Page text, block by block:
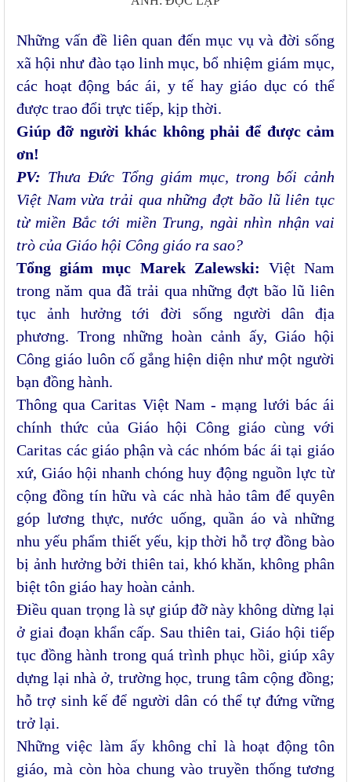
Những vấn đề liên quan đến mục vụ và đời sống
xã hội như đào tạo linh mục, bổ nhiệm giám mục,
các hoạt động bác ái, y tế hay giáo dục có thể
được trao đổi trực tiếp, kịp thời.
Giúp đỡ người khác không phải để được cảm
ơn!
PV: Thưa Đức Tổng giám mục, trong bối cảnh
Việt Nam vừa trải qua những đợt bão lũ liên tục
từ miền Bắc tới miền Trung, ngài nhìn nhận vai
trò của Giáo hội Công giáo ra sao?
Tổng giám mục Marek Zalewski: Việt Nam
trong năm qua đã trải qua những đợt bão lũ liên
tục ảnh hưởng tới đời sống người dân địa
phương. Trong những hoàn cảnh ấy, Giáo hội
Công giáo luôn cố gắng hiện diện như một người
bạn đồng hành.
Thông qua Caritas Việt Nam - mạng lưới bác ái
chính thức của Giáo hội Công giáo cùng với
Caritas các giáo phận và các nhóm bác ái tại giáo
xứ, Giáo hội nhanh chóng huy động nguồn lực từ
cộng đồng tín hữu và các nhà hảo tâm để quyên
góp lương thực, nước uống, quần áo và những
nhu yếu phẩm thiết yếu, kịp thời hỗ trợ đồng bào
bị ảnh hưởng bởi thiên tai, khó khăn, không phân
biệt tôn giáo hay hoàn cảnh.
Điều quan trọng là sự giúp đỡ này không dừng lại
ở giai đoạn khẩn cấp. Sau thiên tai, Giáo hội tiếp
tục đồng hành trong quá trình phục hồi, giúp xây
dựng lại nhà ở, trường học, trung tâm cộng đồng;
hỗ trợ sinh kế để người dân có thể tự đứng vững
trở lại.
Những việc làm ấy không chỉ là hoạt động tôn
giáo, mà còn hòa chung vào truyền thống tương